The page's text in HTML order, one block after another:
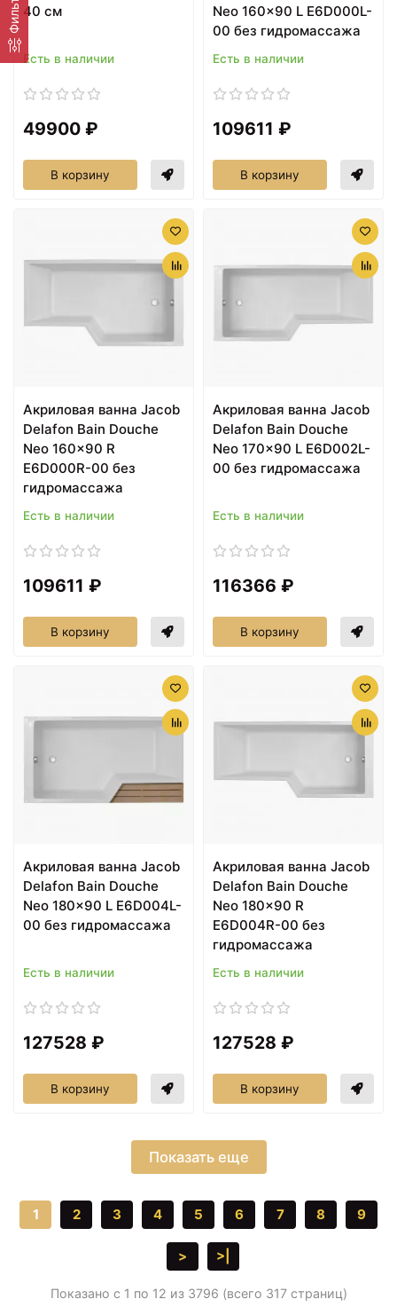
Фильтр 40 см
Есть в наличии
49900 ₽
В корзину
Neo 160x90 L E6D000L-
00 без гидромассажа
Есть в наличии
109611 ₽
В корзину
Акриловая ванна Jacob
Delafon Bain Douche
Neo 160x90 R
E6D000R-00 без
гидромассажа
Есть в наличии
109611 ₽
В корзину
Акриловая ванна Jacob
Delafon Bain Douche
Neo 170x90 L E6D002L-
00 без гидромассажа
Есть в наличии
116366 ₽
В корзину
Акриловая ванна Jacob
Delafon Bain Douche
Neo 180x90 L E6D004L-
00 без гидромассажа
Есть в наличии
127528 ₽
В корзину
Акриловая ванна Jacob
Delafon Bain Douche
Neo 180x90 R
E6D004R-00 без
гидромассажа
Есть в наличии
127528 ₽
В корзину
Показать еще
1 2 3 4 5 6 7 8 9
> >|
Показано с 1 по 12 из 3796 (всего 317 страниц)